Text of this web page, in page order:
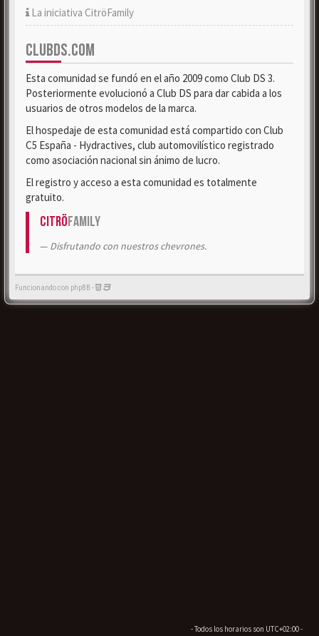
La iniciativa CitröFamily
CLUBDS.COM
Esta comunidad se fundó en el año 2009 como Club DS 3.
Posteriormente evolucionó a Club DS para dar cabida a los
usuarios de otros modelos de la marca.
El hospedaje de esta comunidad está compartido con Club
C5 España - Hydractives, club automovilístico registrado
como asociación nacional sin ánimo de lucro.
El registro y acceso a esta comunidad es totalmente
gratuito.
CitröFamily
Disfrutando con nuestros chevrones.
Funcionando con phpBB -
- Todos los horarios son UTC+02:00-